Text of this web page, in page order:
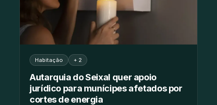
Habitação + 2
Autarquia do Seixal quer apoio
jurídico para munícipes afetados por
cortes de energia